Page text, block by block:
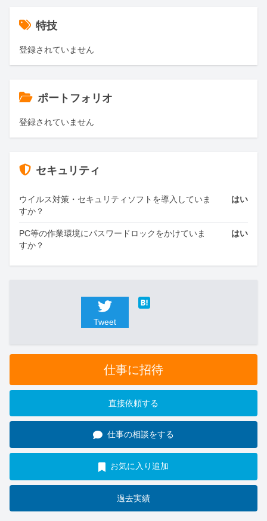
特技
登録されていません
ポートフォリオ
登録されていません
セキュリティ
ウイルス対策・セキュリティソフトを導入していま
すか？
はい
PC等の作業環境にパスワードロックをかけていま
すか？
はい
Tweet
仕事に招待
直接依頼する
仕事の相談をする
お気に入り追加
過去実績